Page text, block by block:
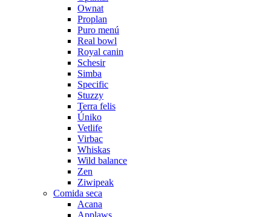
Ownat
Proplan
Puro menú
Real bowl
Royal canin
Schesir
Simba
Specific
Stuzzy
Terra felis
Úniko
Vetlife
Virbac
Whiskas
Wild balance
Zen
Ziwipeak
Comida seca
Acana
Applaws